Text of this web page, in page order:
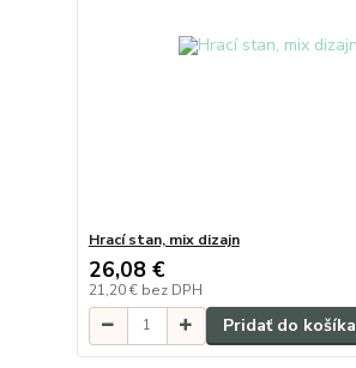
Hrací stan, mix dizajn
26,08 €
21,20 € bez DPH
Pridať do košíka